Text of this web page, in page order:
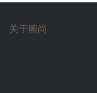
关于腕尚